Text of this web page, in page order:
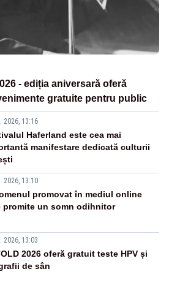
- ediția aniversară oferă
gratuite pentru public
2026, 13:16
Haferland este cea mai
manifestare dedicată culturii
2026, 13:10
promovat în mediul online
promite un somn odihnitor
2026, 13:03
2026 oferă gratuit teste HPV și
de sân